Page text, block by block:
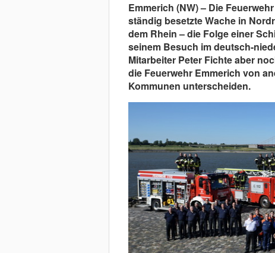
Emmerich (NW) – Die
ständig besetzte Wache in
dem Rhein – die Folge einer
seinem Besuch im deutsch-
Mitarbeiter Peter Fichte aber
die Feuerwehr Emmerich von
Kommunen unterscheiden.